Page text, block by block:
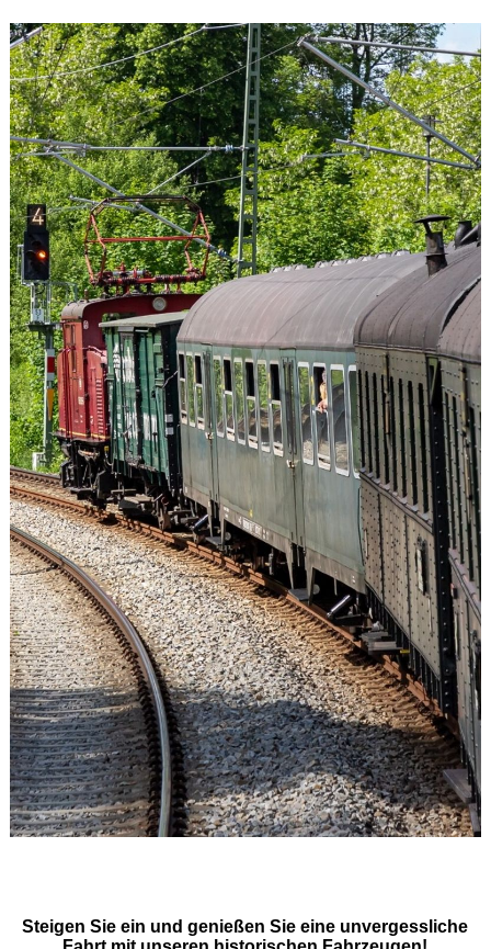
Steigen Sie ein und genießen Sie eine unvergessliche